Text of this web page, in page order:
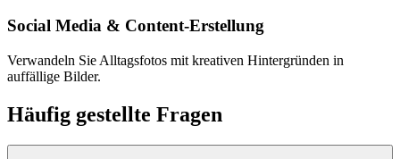
Social Media & Content-Erstellung
Verwandeln Sie Alltagsfotos mit kreativen Hintergründen in
auffällige Bilder.
Häufig gestellte Fragen